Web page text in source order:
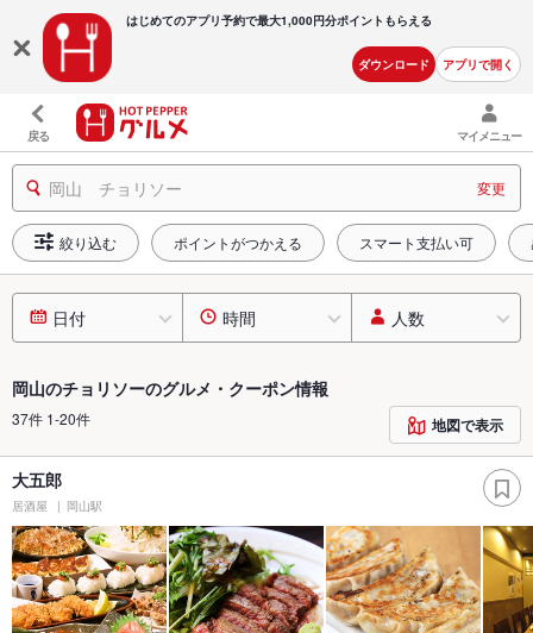
はじめてのアプリ予約で最大1,000円分ポイントもらえる
ダウンロード アプリで開く
戻る マイメニュー
岡山 チョリソー 変更
絞り込む ポイントがつかえる スマート支払い可
日付 時間 人数
岡山のチョリソーのグルメ・クーポン情報
37件 1-20件 地図で表示
大五郎
居酒屋 岡山駅